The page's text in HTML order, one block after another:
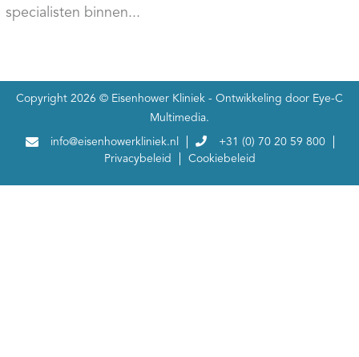
specialisten binnen...
Copyright 2026 © Eisenhower Kliniek - Ontwikkeling door Eye-C
Multimedia.
info@eisenhowerkliniek.nl
+31 (0) 70 20 59 800
Privacybeleid
Cookiebeleid